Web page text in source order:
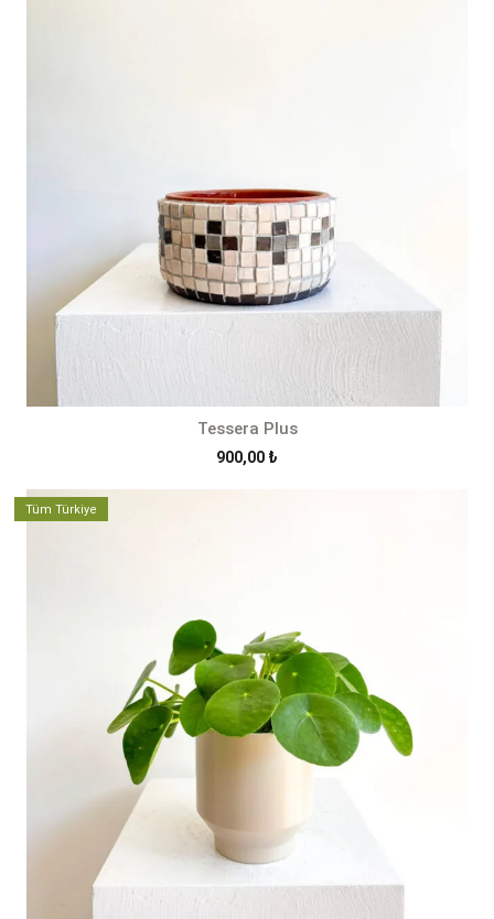
Tessera Plus
900,00 ₺
Tüm Türkiye